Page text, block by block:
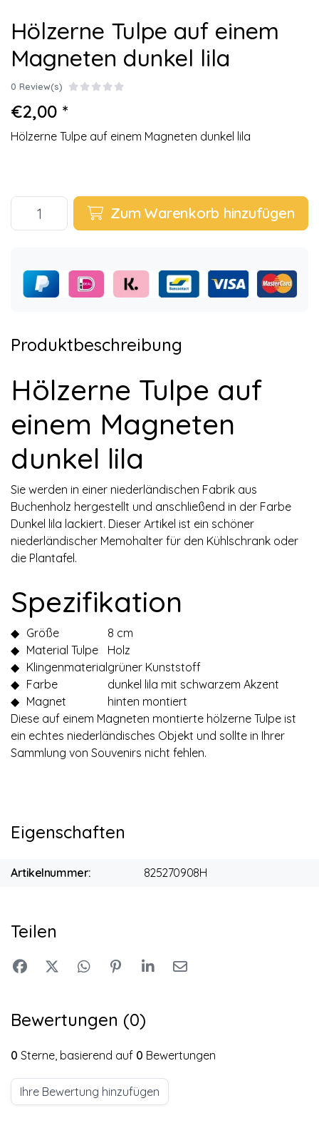
Hölzerne Tulpe auf einem
Magneten dunkel lila
0 Review(s)
€2,00 *
Hölzerne Tulpe auf einem Magneten dunkel lila
Zum Warenkorb hinzufügen
Produktbeschreibung
Hölzerne Tulpe auf
einem Magneten
dunkel lila
Sie werden in einer niederländischen Fabrik aus
Buchenholz hergestellt und anschließend in der Farbe
Dunkel lila lackiert. Dieser Artikel ist ein schöner
niederländischer Memohalter für den Kühlschrank oder
die Plantafel.
Spezifikation
◆ Größe
8 cm
◆ Material Tulpe
Holz
◆ Klingenmaterialgrüner Kunststoff
◆ Farbe
dunkel lila mit schwarzem Akzent
◆ Magnet
hinten montiert
Diese auf einem Magneten montierte hölzerne Tulpe ist
ein echtes niederländisches Objekt und sollte in Ihrer
Sammlung von Souvenirs nicht fehlen.
Eigenschaften
Artikelnummer: 825270908H
Teilen
Bewertungen (0)
0 Sterne, basierend auf 0 Bewertungen
Ihre Bewertung hinzufügen